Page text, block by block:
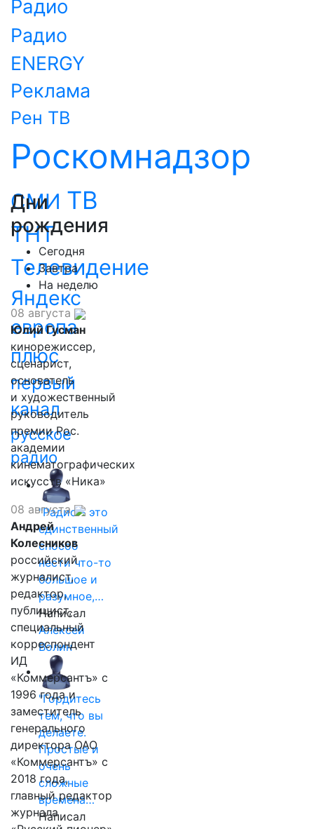
Радио
Радио
ENERGY
Реклама
Рен ТВ
Роскомнадзор
СМИ ТВ
ТНТ
Телевидение
Яндекс
европа
плюс
первый
канал
русское
радио
"Радио - это
единственный
способ
нести что-то
большое и
разумное,…
Написал
Алексей
Волин
"Гордитесь
тем, что вы
делаете.
Простые и
очень
сложные
времена…
Написал
Дни
рождения
Сегодня
Завтра
На неделю
08 августа
Юлий Гусман
кинорежиссер,
сценарист,
основатель
и художественный
руководитель
премии Рос.
академии
кинематографических
искусств «Ника»
08 августа
Андрей
Колесников
российский
журналист,
редактор,
публицист,
специальный
корреспондент
ИД
«Коммерсантъ» с
1996 года и
заместитель
генерального
директора ОАО
«Коммерсантъ» с
2018 года,
главный редактор
журнала